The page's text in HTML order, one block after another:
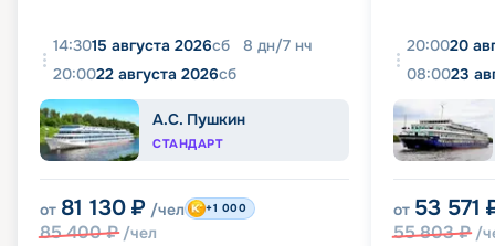
14:3015 августа 2026сб 8 дн/7 нч
20:0022 августа 2026сб
А.С. Пушкин
СТАНДАРТ
от 81 130 ₽ /чел
85 400₽ /чел
+1 000
20:0020
08:0023
от 53 571
55 803₽ /